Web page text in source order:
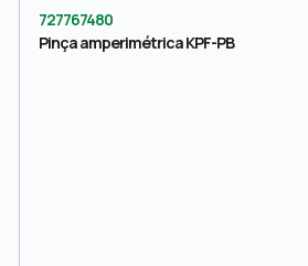
727767480
Pinça amperimétrica KPF-PB